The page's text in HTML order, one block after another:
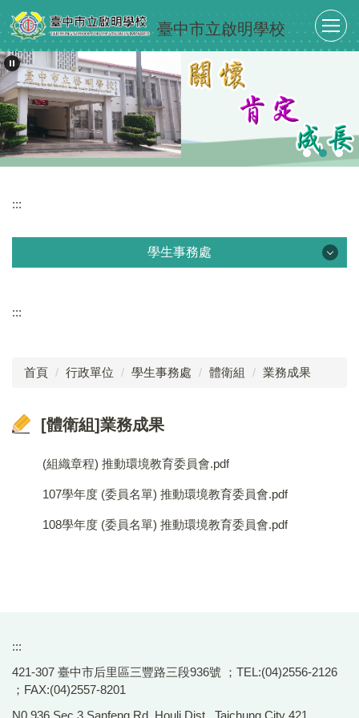
跳
到
主
要
內
容
區
臺中市立啟明學校
:::
學生事務處
工作執掌
法令規章
業務成果
表單下載
學生懲戒委員會
性別平等教育委員會
:::
首頁 行政單位 學生事務處 體衛組 業務成果
[體衛組]業務成果
(組織章程) 推動環境教育委員會.pdf
107學年度 (委員名單) 推動環境教育委員會.pdf
108學年度 (委員名單) 推動環境教育委員會.pdf
:::
421-307 臺中市后里區三豐路三段936號 ；TEL:(04)2556-2126
；FAX:(04)2557-8201
N0.936,Sec.3,Sanfeng Rd.,Houli Dist., Taichung City 421,